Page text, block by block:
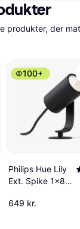
produkter, der
100+
Philips Hue Lily
Ext. Spike 1x8W
8.4cm
649 kr.